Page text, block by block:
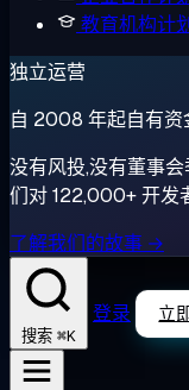
教育机构计划
独立运营
自 2008 年起自有资
没有风投,没有董事
们对 122,000+ 开发
了解我们的故事 →
搜索 ⌘K
登录 立